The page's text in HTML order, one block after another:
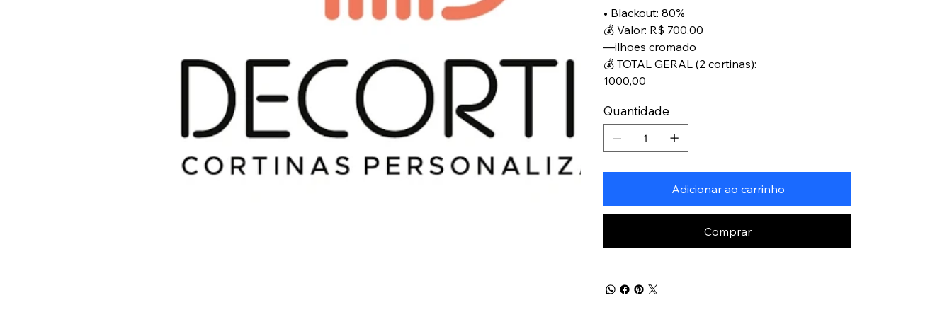
• Blackout: 80%
💰 Valor: R$ 700,00
—ilhoes cromado
💰 TOTAL GERAL (2 cortinas):
1000,00
Quantidade
Adicionar ao carrinho
Comprar